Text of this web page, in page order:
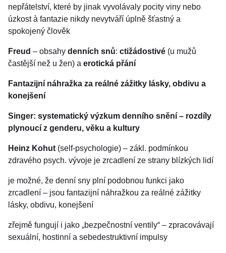
nepřátelství, které by jinak vyvolávaly pocity viny nebo
úzkost à fantazie nikdy nevytváří úplně šťastný a
spokojený člověk
Freud – obsahy denních snů: ctižádostivé (u mužů
častější než u žen) a erotická přání
Fantazijní náhražka za reálné zážitky lásky, obdivu a
konejšení
Singer: systematický výzkum denního snění – rozdíly
plynoucí z genderu, věku a kultury
Heinz Kohut(self-psychologie) – zákl. podmínkou
zdravého psych. vývoje je zrcadlení ze strany blízkých lidí
je možné, že denní sny plní podobnou funkci jako
zrcadlení – jsou fantazijní náhražkou za reálné zážitky
lásky, obdivu, konejšení
zřejmě fungují i jako „bezpečnostní ventily“ – zpracovávají
sexuální, hostinní a sebedestruktivní impulsy